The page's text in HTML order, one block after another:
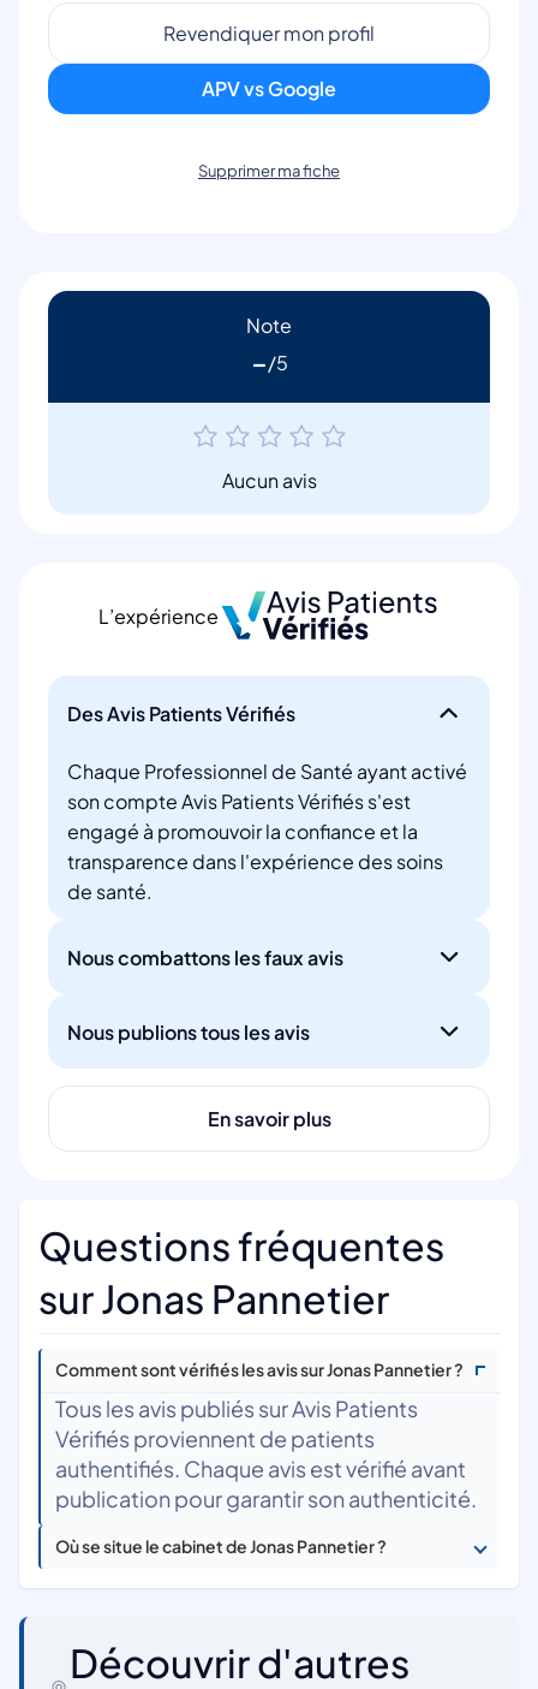
Revendiquer mon profil
APV vs Google
Supprimer ma fiche
Note
-
Aucun avis
L’expérience
Des Avis Patients Vérifiés
Chaque Professionnel de Santé ayant activé
son compte Avis Patients Vérifiés s'est
engagé à promouvoir la confiance et la
transparence dans l'expérience des soins
de santé.
Nous combattons les faux avis
Nous publions tous les avis
En savoir plus
Questions fréquentes
sur Jonas Pannetier
Comment sont vérifiés les avis sur Jonas Pannetier ?
Tous les avis publiés sur Avis Patients
Vérifiés proviennent de patients
authentifiés. Chaque avis est vérifié avant
publication pour garantir son authenticité.
Où se situe le cabinet de Jonas Pannetier ?
Découvrir d'autres